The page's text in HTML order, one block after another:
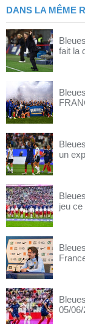
DANS LA MÊME
fait la
un
jeu
05/